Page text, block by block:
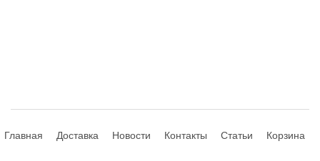
Главная Доставка Новости Контакты Статьи Корзина